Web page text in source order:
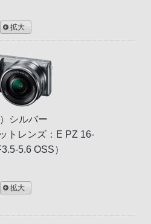
拡大
）シルバー
トレンズ：E PZ 16-
5.6 OSS）
拡大